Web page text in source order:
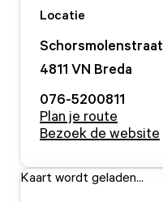
Locatie
Schorsmolenstraat
4811 VN Breda
076-5200811
Plan je route
Bezoek de website
Kaart wordt geladen...